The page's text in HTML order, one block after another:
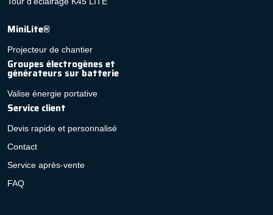
MiniLite®
Projecteur de chantier
Groupes électrogènes et
générateurs sur batterie
Valise énergie portative
Service client
Devis rapide et personnalisé
Contact
Service après-vente
FAQ